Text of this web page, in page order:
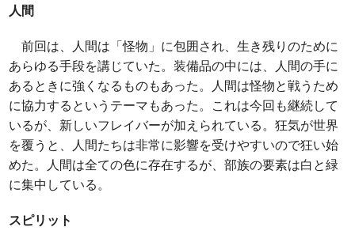
人間
前回は、人間は「怪物」に包囲され、生き残りのために
あらゆる手段を講じていた。装備品の中には、人間の手に
あるときに強くなるものもあった。人間は怪物と戦うため
に協力するというテーマもあった。これは今回も継続して
いるが、新しいフレイバーが加えられている。狂気が世界
を覆うと、人間たちは非常に影響を受けやすいので狂い始
めた。人間は全ての色に存在するが、部族の要素は白と緑
に集中している。
スピリット